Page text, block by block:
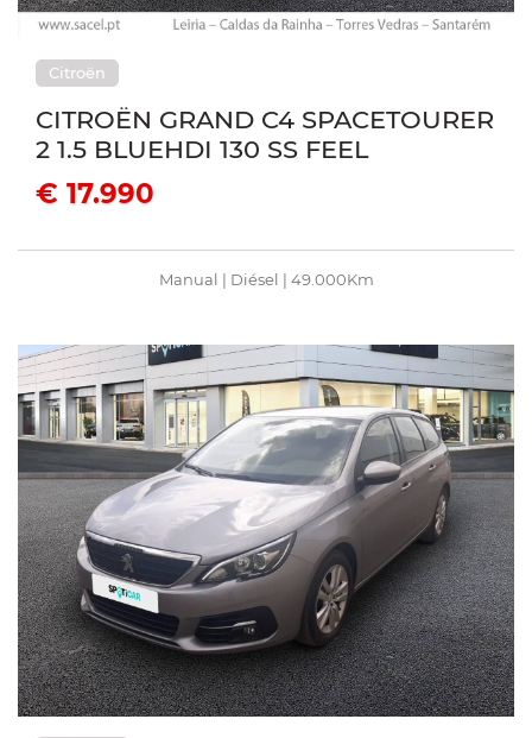
Citroën
CITROËN GRAND C4 SPACETOURER
2 1.5 BLUEHDI 130 SS FEEL
€ 17.990
Manual | Diésel | 49.000Km